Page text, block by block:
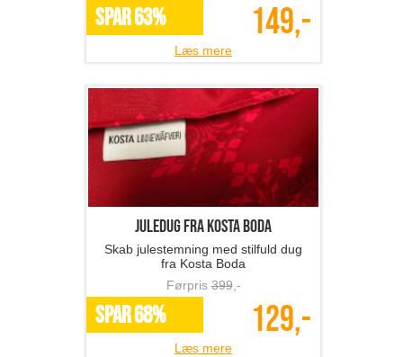
SPAR 63% 149,-
Læs mere
Juledug fra Kosta Boda
Skab julestemning med stilfuld dug
fra Kosta Boda
Førpris399,-
SPAR 68% 129,-
Læs mere